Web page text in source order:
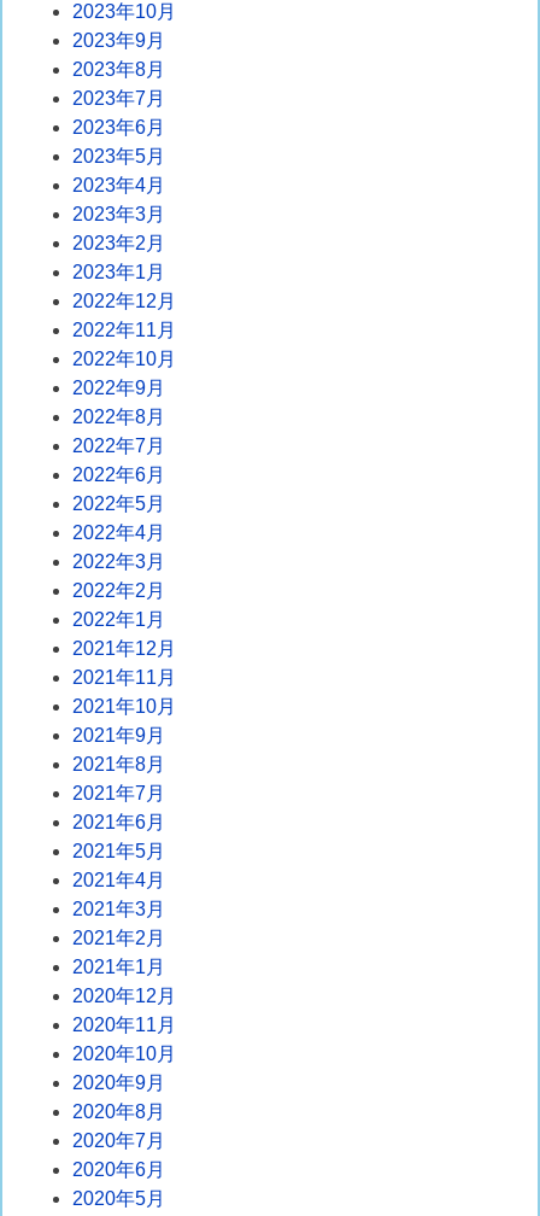
2023年10月
2023年9月
2023年8月
2023年7月
2023年6月
2023年5月
2023年4月
2023年3月
2023年2月
2023年1月
2022年12月
2022年11月
2022年10月
2022年9月
2022年8月
2022年7月
2022年6月
2022年5月
2022年4月
2022年3月
2022年2月
2022年1月
2021年12月
2021年11月
2021年10月
2021年9月
2021年8月
2021年7月
2021年6月
2021年5月
2021年4月
2021年3月
2021年2月
2021年1月
2020年12月
2020年11月
2020年10月
2020年9月
2020年8月
2020年7月
2020年6月
2020年5月